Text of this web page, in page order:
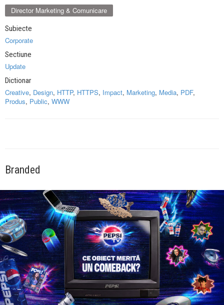
Director Marketing & Comunicare
Subiecte
Corporate
Sectiune
Update
Dictionar
Creative, Design, HTTP, HTTPS, Impact, Marketing, Media, PDF,
Produs, Public, WWW
Branded